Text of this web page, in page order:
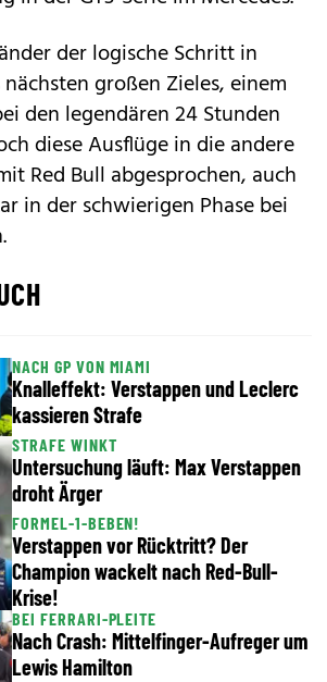
der logische Schritt in
großen Zieles, einem
den legendären 24 Stunden
diese Ausflüge in die andere
Red Bull abgesprochen, auch
in der schwierigen Phase bei
NACH GP VON MIAMI
Knalleffekt: Verstappen und Leclerc
kassieren Strafe
STRAFE WINKT
Untersuchung läuft: Max Verstappen
droht Ärger
FORMEL-1-BEBEN!
Verstappen vor Rücktritt? Der
Champion wackelt nach Red-Bull-
Krise!
BEI FERRARI-PLEITE
Nach Crash: Mittelfinger-Aufreger um
Lewis Hamilton